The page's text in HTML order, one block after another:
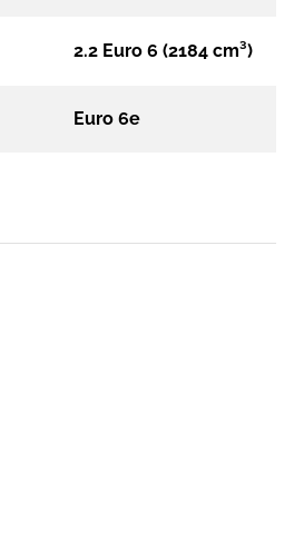
2.2 Euro 6 (2184 cm³)
Euro 6e